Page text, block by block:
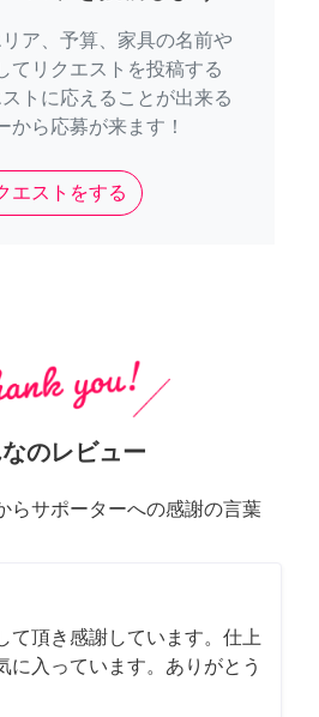
ア、予算、家具の名前や
てリクエストを投稿する
トに応えることが出来る
から応募が来ます！
エストをする
のレビュー
らサポーターへの感謝の言葉
て頂き感謝しています。仕上
に入っています。ありがとう